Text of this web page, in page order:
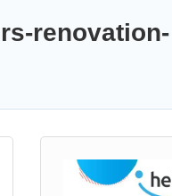
renovation-